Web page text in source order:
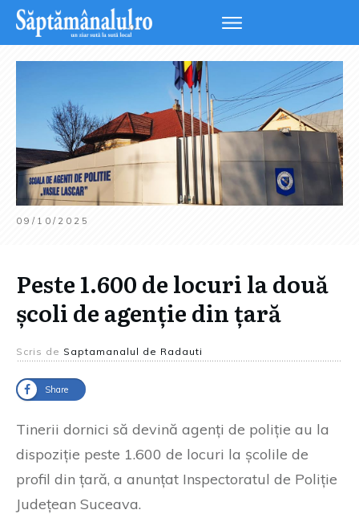
09/10/2025
Peste 1.600 de locuri la două
școli de agenție din țară
Scris de Saptamanalul de Radauti
Share
Tinerii dornici să devină agenți de poliție au la
dispoziție peste 1.600 de locuri la școlile de
profil din țară, a anunțat Inspectoratul de Poliție
Județean Suceava.